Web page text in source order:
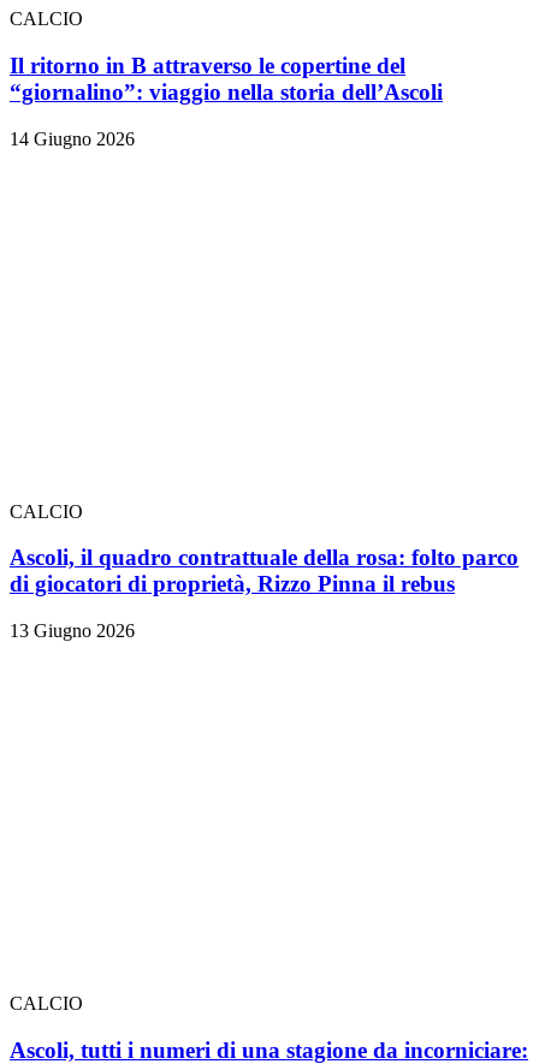
CALCIO
Il ritorno in B attraverso le copertine del
“giornalino”: viaggio nella storia dell’Ascoli
14 Giugno 2026
CALCIO
Ascoli, il quadro contrattuale della rosa: folto parco
di giocatori di proprietà, Rizzo Pinna il rebus
13 Giugno 2026
CALCIO
Ascoli, tutti i numeri di una stagione da incorniciare: